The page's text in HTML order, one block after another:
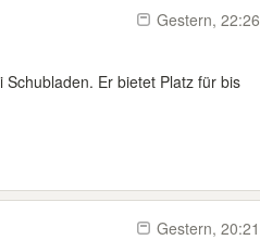
Gestern, 22:26
Er bietet Platz für bis
Gestern, 20:21